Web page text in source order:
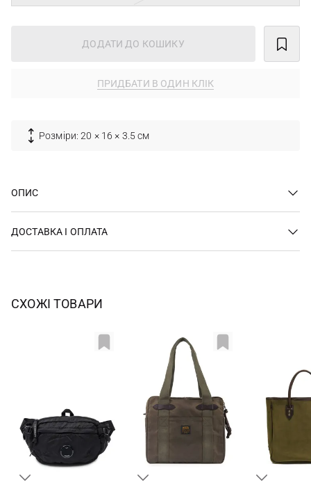
ДОДАТИ ДО КОШИКУ
ПРИДБАТИ В ОДИН КЛІК
Розміри: 20 × 16 × 3.5 см
ОПИС
ДОСТАВКА І ОПЛАТА
СХОЖІ ТОВАРИ